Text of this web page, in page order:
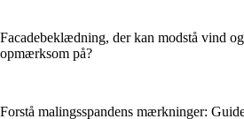
Facadebeklædning, der kan modstå vind
opmærksom på?
Forstå malingsspandens mærkninger: